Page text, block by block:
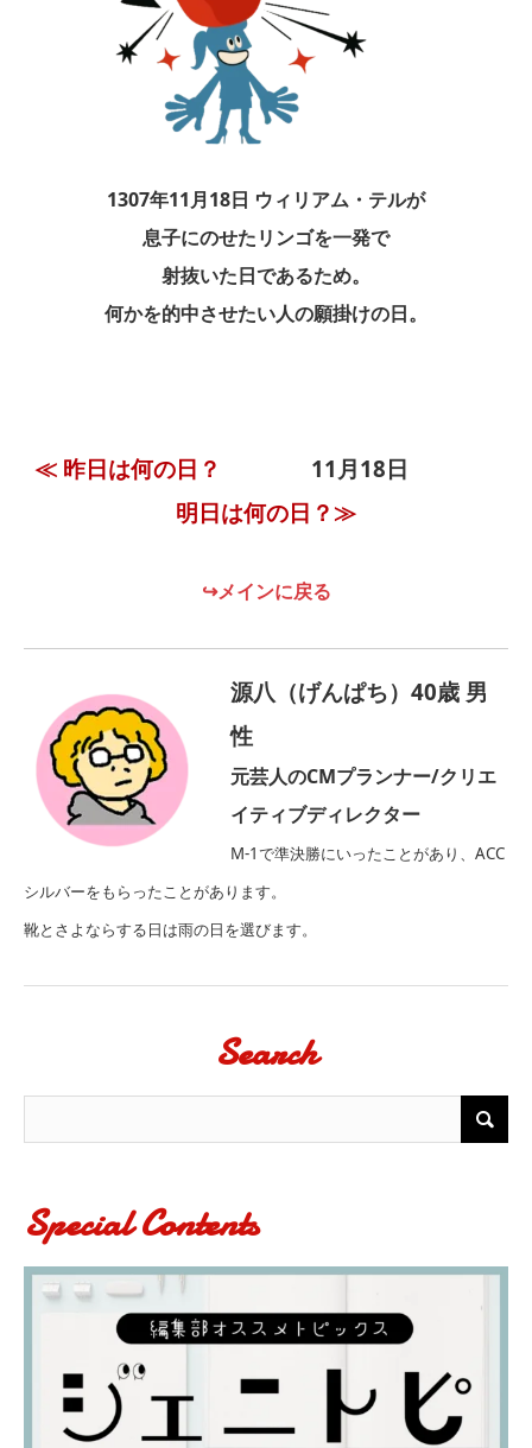
1307年11月18日 ウィリアム・テルが
息子にのせたリンゴを一発で
射抜いた日であるため。
何かを的中させたい人の願掛けの日。
≪ 昨日は何の日？
11月18日
明日は何の日？≫
↪メインに戻る
源八（げんぱち）40歳 男
性
元芸人のCMプランナー/クリエ
イティブディレクター
M-1で準決勝にいったことがあり、ACC
シルバーをもらったことがあります。
靴とさよならする日は雨の日を選びます。
Search
Special Contents